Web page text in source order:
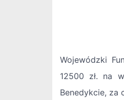
Wojewódzki
12500 zł. na
Benedykcie, za